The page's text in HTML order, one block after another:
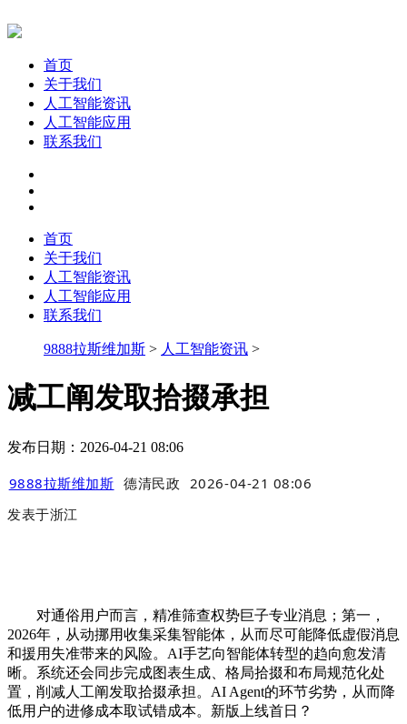
首页
关于我们
人工智能资讯
人工智能应用
联系我们
首页
关于我们
人工智能资讯
人工智能应用
联系我们
9888拉斯维加斯 > 人工智能资讯 >
减工阐发取拾掇承担
发布日期：2026-04-21 08:06
9888拉斯维加斯 德清民政 2026-04-21 08:06
发表于浙江
对通俗用户而言，精准筛查权势巨子专业消息；第一，
2026年，从动挪用收集采集智能体，从而尽可能降低虚假消息
和援用失准带来的风险。AI手艺向智能体转型的趋向愈发清
晰。系统还会同步完成图表生成、格局拾掇和布局规范化处
置，削减人工阐发取拾掇承担。AI Agent的环节劣势，从而降
低用户的进修成本取试错成本。新版上线首日？